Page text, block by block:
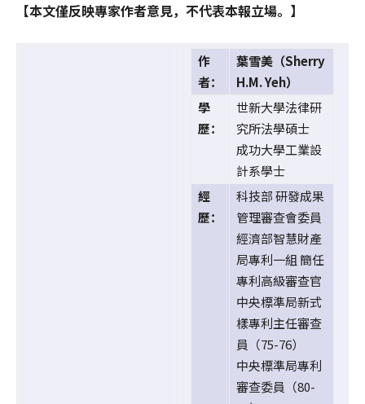
【本文僅反映專家作者意見，不代表本報立場。】
作
者：
葉雪美（Sherry
H.M. Yeh）
學
歷：
世新大學法律研
究所法學碩士
成功大學工業設
計系學士
經
歷：
科技部 研發成果
管理審查會委員
經濟部智慧財產
局專利一組 簡任
專利高級審查官
中央標準局新式
樣專利主任審查
員（75-76）
中央標準局專利
審查委員（80-